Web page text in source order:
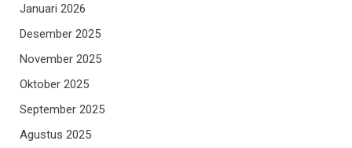
Januari 2026
Desember 2025
November 2025
Oktober 2025
September 2025
Agustus 2025